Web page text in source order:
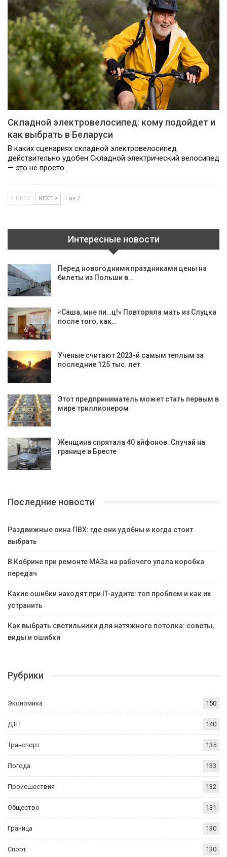
Складной электровелосипед: кому подойдет и
как выбрать в Беларуси
В каких сценариях складной электровелосипед
действительно удобен Складной электрический велосипед
— это не просто…
PREV NEXT 1 из 2
Интересные новости
Перед новогодними праздниками цены на
билеты из Польши в…
«Саша, мне пи…ц!» Повторяла мать из Слуцка
после того, как…
Ученые считают 2023-й самым теплым за
последние 125 тыс. лет
Этот предприниматель может стать первым в
мире триллионером
Женщина спрятала 40 айфонов. Случай на
границе в Бресте
Последние новости
Раздвижные окна ПВХ: где они удобны и когда стоит
выбрать
В Кобрине при ремонте МАЗа на рабочего упала коробка
передач
Какие ошибки находят при IT-аудите: топ проблем и как их
устранить
Как выбрать светильники для натяжного потолка: советы,
виды и ошибки
Рубрики
Экономика 150
ДТП 140
Транспорт 135
Погода 133
Происшествия 132
Общество 131
Граница 130
Спорт 130